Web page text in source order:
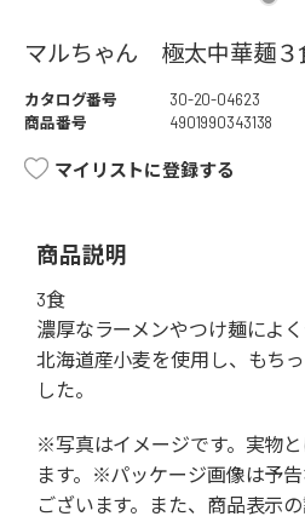
マルちゃん 極太中華麺３
カタログ番号
30-20-04623
商品番号
4901990343138
マイリストに登録する
商品説明
3食
濃厚なラーメンやつけ麺によく
北海道産小麦を使用し、もち
した。
※写真はイメージです。実物
ます。※パッケージ画像は予
ございます。また、商品表示